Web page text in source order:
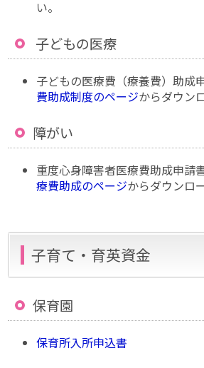
い。
子どもの医療
子どもの医療費（療養費）助成
費助成制度のページからダウン
障がい
重度心身障害者医療費助成申請
療費助成のページからダウンロ
子育て・育英資金
保育園
保育所入所申込書